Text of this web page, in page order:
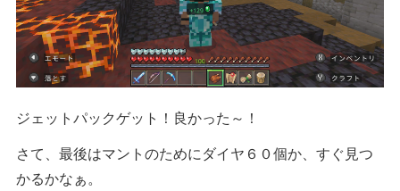
ジェットパックゲット！良かった～！
さて、最後はマントのためにダイヤ６０個か、すぐ見つ
かるかなぁ。